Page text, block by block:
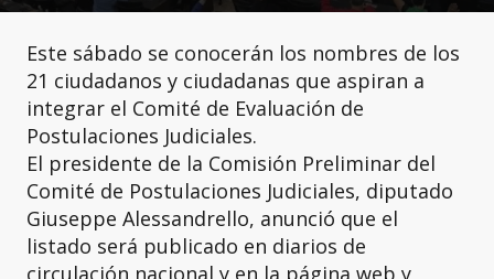
Este sábado se conocerán los nombres de los
21 ciudadanos y ciudadanas que aspiran a
integrar el Comité de Evaluación de
Postulaciones Judiciales.
El presidente de la Comisión Preliminar del
Comité de Postulaciones Judiciales, diputado
Giuseppe Alessandrello, anunció que el
listado será publicado en diarios de
circulación nacional y en la página web y